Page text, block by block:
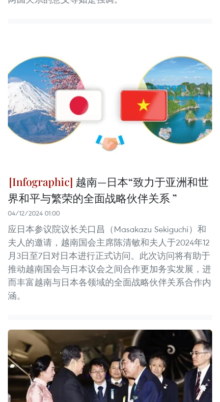
越南—日本“致力于亚洲和世
界和平与繁荣的全面战略伙伴关系 ”
04/12/2024 01:00
应日本参议院议长关口昌（Masakazu Sekiguchi）和
夫人的邀请，越南国会主席陈清敏和夫人于2024年12
月3日至7日对日本进行正式访问。此次访问将有助于
推动越南国会与日本议会之间合作更加务实发展，进
而丰富越南与日本各领域的全面战略伙伴关系合作内
涵。